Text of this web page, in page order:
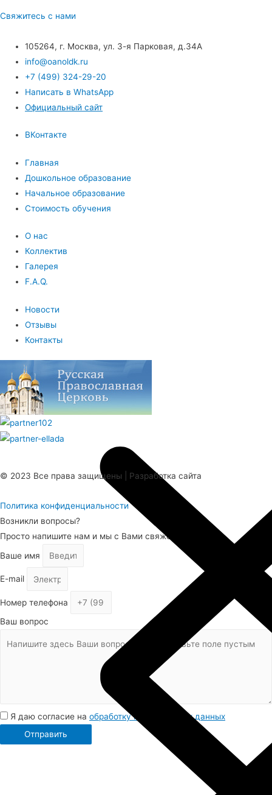
Свяжитесь с нами
105264, г. Москва, ул. 3-я Парковая, д.34А
info@oanoldk.ru
+7 (499) 324-29-20
Написать в WhatsApp
Официальный сайт
ВКонтакте
Главная
Дошкольное образование
Начальное образование
Стоимость обучения
О нас
Коллектив
Галерея
F.A.Q.
Новости
Отзывы
Контакты
© 2023 Все права защищены | Разработка сайта
Политика конфиденциальности
Возникли вопросы?
Просто напишите нам и мы с Вами свяжемся!
Ваше имя
E-mail
Номер телефона
Ваш вопрос
Я даю согласие на обработку персональных данных
Отправить